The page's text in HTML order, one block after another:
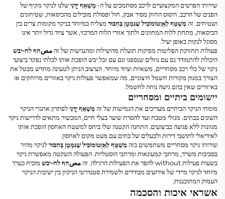
שירותי הפרטים המקצועיים לרכב מסתמכים על ה- מְשַׁאֵף יָדָנִישלנו לניקוי מקיף של
הפנים של הרכב. היסוס החזק מסיר אבק, חול ופסולת מובילים מהכיסאות, שטיחונים
ושטיחים. זה מְשַׁטֵּף לְאַוְטוֹמוֹבִיל שֶׁנִּמְטָן בְּחִבּוּר מצליח במיוחד בניקוי מקומות צרים בין
הכיסאות, מתחת ללוח המחוונים ולתוך אזורי הלוח המרכזי, אשר ציוד גדול יותר אינו
מסוגל לנקות באופן יעיל.
פעולות תחזוקת הפליטות מפיקות תועלת מהיעילות ומהנגישות של זהمصחף לח-יבש
היכולת להתמודד גם עם נוזלים שנספגו וגם עם זבל יבש הופכת אותו לבלתי נפקד ביצועי
ניקוי של כלי רכב מסחריים, משאיות וציוד מיוחד. העיצוב הניתן לטעינה מחדש מבטל את
הצורך במגוון מקורות חשמל חיצוניים, מה שמאפשר פעולות ניקוי באזורים מרוחקים או
באיזורים שאין בהם גישה נוחה לחשמל.
יישומים ביתיים ומסחריים
מומחי הניקוי הביתיים מעריכים את הגמישות של זה מְשַׁאֵף יָדָנִילפתרון אתגרי הניקוי
השונים בבתים. מנזלי מטבח ועד להסרת שיער בעלי חיים, המכשיר מתאים לדרישות ניקוי
מגוונות ללא פגיעה בביצועים. התחנה הקטנה שלו ביחס למשטח האחסון הופכת אותו
לאידיאלי לתושבי דירות ולבעלים של בתים עם מעט מקום לאחסון.
שירותי ניקוי מסחריים משתמשים בזה מְשַׁטֵּף לְאַוְטוֹמוֹבִיל שֶׁנִּמְטָן בְּחִבּוּרלניקוי מהיר
בסביבות משרד, מרחבי קמעונאות ומרחבי הוסטליות. הפעולה השקטה מאפשרת ניקוי
בשעות פעילות without להפר את הפעילות הרגילה. זה
مصחף לח-יבש מוכיח כערך
מיוחד לניקוי מיידי של אירועים מבודדים ולשמירת סטנדרטי הניקיון בין ישיבות הניקוי
העמוק המתוכננות.
אשראי איכות והסכמה